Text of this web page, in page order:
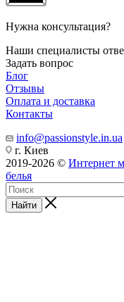
Нужна консультация?
Наши специалисты
Задать вопрос
Блог
Отзывы
Оплата и доставка
Контакты
info@passionstyle.in.ua
г. Киев
2019-2026 © Интернет
белья
Найти